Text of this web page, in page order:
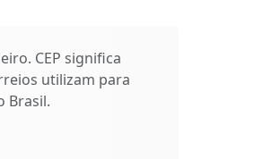
CEP significa
utilizam para
Brasil.